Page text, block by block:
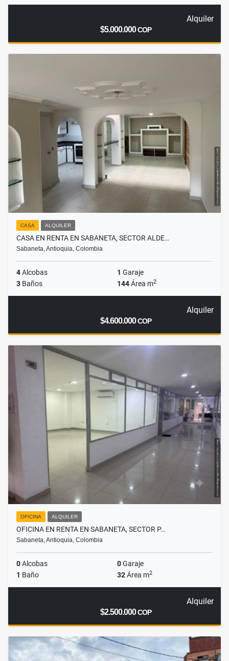
Alquiler
$5.000.000COP
CASA ALQUILER
CASA EN RENTA EN SABANETA, SECTOR ALDE…
Sabaneta, Antioquia, Colombia
4Alcobas 1 Garaje
3 Baños 144Área m2
Alquiler
$4.600.000COP
OFICINA ALQUILER
OFICINA EN RENTA EN SABANETA, SECTOR P…
Sabaneta, Antioquia, Colombia
0Alcobas 0Garaje
1 Baño 32Área m2
Alquiler
$2.500.000COP